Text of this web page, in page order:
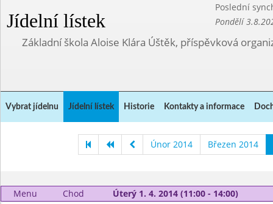
Jídelní lístek
Poslední
Pondělí
Základní škola Aloise Klára Úštěk, příspěvková
Vybrat jídelnu Jídelní lístek Historie Kontakty a informace
Únor 2014 Březen 2014
Menu Chod Úterý 1. 4. 2014 (11:00 - 14:00)